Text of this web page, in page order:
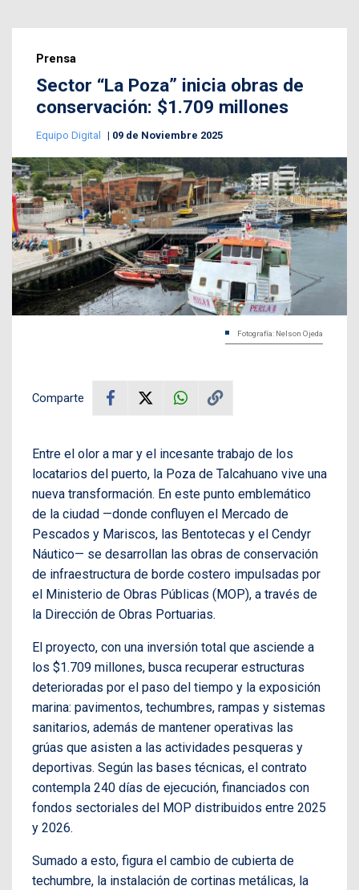
Prensa
Sector “La Poza” inicia obras de
conservación: $1.709 millones
Equipo Digital 09 de Noviembre 2025
Fotografía: Nelson Ojeda
Comparte
Entre el olor a mar y el incesante trabajo de los
locatarios del puerto, la Poza de Talcahuano vive una
nueva transformación. En este punto emblemático
de la ciudad —donde confluyen el Mercado de
Pescados y Mariscos, las Bentotecas y el Cendyr
Náutico— se desarrollan las obras de conservación
de infraestructura de borde costero impulsadas por
el Ministerio de Obras Públicas (MOP), a través de
la Dirección de Obras Portuarias.
El proyecto, con una inversión total que asciende a
los $1.709 millones, busca recuperar estructuras
deterioradas por el paso del tiempo y la exposición
marina: pavimentos, techumbres, rampas y sistemas
sanitarios, además de mantener operativas las
grúas que asisten a las actividades pesqueras y
deportivas. Según las bases técnicas, el contrato
contempla 240 días de ejecución, financiados con
fondos sectoriales del MOP distribuidos entre 2025
y 2026.
Sumado a esto, figura el cambio de cubierta de
techumbre, la instalación de cortinas metálicas, la